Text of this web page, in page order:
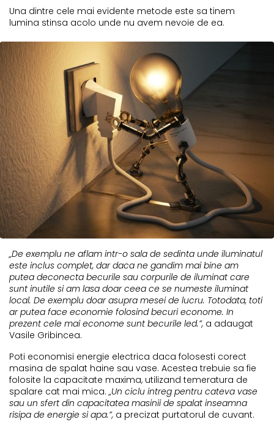
Una dintre cele mai evidente metode este sa tinem
lumina stinsa acolo unde nu avem nevoie de ea.
„De exemplu ne aflam intr-o sala de sedinta unde iluminatul
este inclus complet, dar daca ne gandim mai bine am
putea deconecta becurile sau corpurile de iluminat care
sunt inutile si am lasa doar ceea ce se numeste iluminat
local. De exemplu doar asupra mesei de lucru. Totodata, toti
ar putea face economie folosind becuri econome. In
prezent cele mai econome sunt becurile led.”, a adaugat
Vasile Gribincea.
Poti economisi energie electrica daca folosesti corect
masina de spalat haine sau vase. Acestea trebuie sa fie
folosite la capacitate maxima, utilizand temeratura de
spalare cat mai mica.„Un ciclu intreg pentru cateva vase
sau un sfert din capacitatea masinii de spalat inseamna
risipa de energie si apa.”, a precizat purtatorul de cuvant.